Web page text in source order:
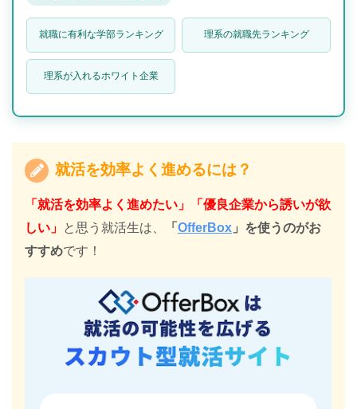
就職に有利な学部ランキング 理系の就職先ランキング
理系が入れるホワイト企業
就活を効率よく進めるには？
「就活を効率よく進めたい」「優良企業から誘いが欲
しい」 と思う就活生は、 「 OfferBox 」を使うのがお
すすめです！